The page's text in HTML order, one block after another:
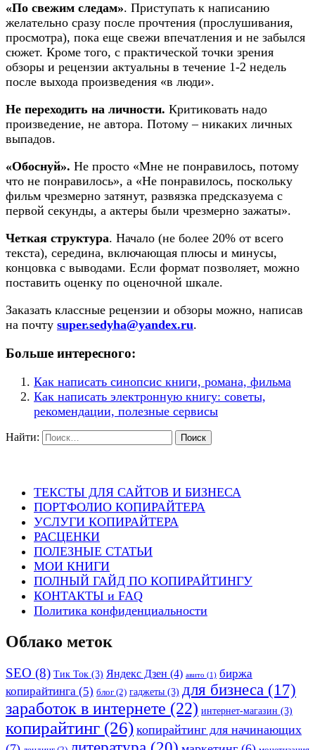
«По свежим следам». Приступать к написанию
желательно сразу после прочтения (прослушивания,
просмотра), пока еще свежи впечатления и не забылся
сюжет. Кроме того, с практической точки зрения
обзоры и рецензии актуальны в течение 1-2 недель
после выхода произведения «в люди».​
Не переходить на личности. Критиковать надо
произведение, не автора. Потому – никаких личных
выпадов.​
«Обоснуй». Не просто «Мне не понравилось, потому
что не понравилось», а «Не понравилось, поскольку
фильм чрезмерно затянут, развязка предсказуема с
первой секунды, а актеры были чрезмерно зажаты».​
Четкая структура. Начало (не более 20% от всего
текста), середина, включающая плюсы и минусы,
концовка с выводами. Если формат позволяет, можно
поставить оценку по оценочной шкале.​
Заказать классные рецензии и обзоры можно, написав
на почту super.sedyha@yandex.ru.
Больше интересного:
Как написать синопсис книги, романа, фильма
Как написать электронную книгу: советы,
рекомендации, полезные сервисы
Найти:
ТЕКСТЫ ДЛЯ САЙТОВ И БИЗНЕСА
ПОРТФОЛИО КОПИРАЙТЕРА
УСЛУГИ КОПИРАЙТЕРА
РАСЦЕНКИ
ПОЛЕЗНЫЕ СТАТЬИ
МОИ КНИГИ
ПОЛНЫЙ ГАЙД ПО КОПИРАЙТИНГУ
КОНТАКТЫ и FAQ
Политика конфиденциальности
Облако меток
SEO (8) Тик Ток (3) Яндекс Дзен (4) авито (1) биржа
копирайтинга (5) блог (2) гаджеты (3) для бизнеса (17)
заработок в интернете (22) интернет-магазин (3)
копирайтинг (26) копирайтинг для начинающих